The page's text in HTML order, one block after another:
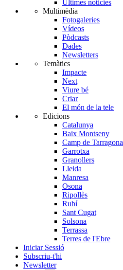
Últimes notícies
Multimèdia
Fotogaleries
Vídeos
Pòdcasts
Dades
Newsletters
Temàtics
Impacte
Next
Viure bé
Criar
El món de la tele
Edicions
Catalunya
Baix Montseny
Camp de Tarragona
Garrotxa
Granollers
Lleida
Manresa
Osona
Ripollès
Rubí
Sant Cugat
Solsona
Terrassa
Terres de l'Ebre
Iniciar Sessió
Subscriu-t'hi
Newsletter